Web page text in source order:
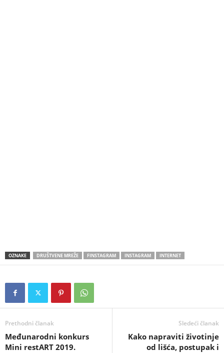
OZNAKE DRUŠTVENE MREŽE FINSTAGRAM INSTAGRAM INTERNET
Prethodni članak
Međunarodni konkurs
Mini restART 2019.
Sledeći članak
Kako napraviti životinje
od lišća, postupak i